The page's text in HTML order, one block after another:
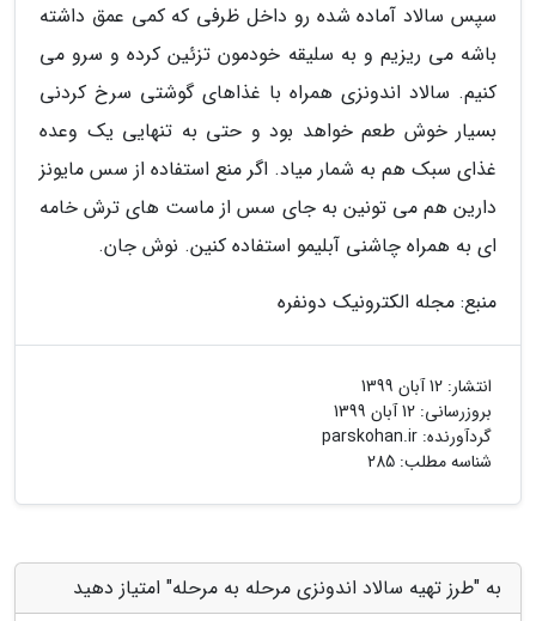
سپس سالاد آماده شده رو داخل ظرفی که کمی عمق داشته
باشه می ریزیم و به سلیقه خودمون تزئین کرده و سرو می
کنیم. سالاد اندونزی همراه با غذاهای گوشتی سرخ کردنی
بسیار خوش طعم خواهد بود و حتی به تنهایی یک وعده
غذای سبک هم به شمار میاد. اگر منع استفاده از سس مایونز
دارین هم می تونین به جای سس از ماست های ترش خامه
ای به همراه چاشنی آبلیمو استفاده کنین. نوش جان.
منبع: مجله الکترونیک دونفره
انتشار: 12 آبان 1399
بروزرسانی: 12 آبان 1399
گردآورنده: parskohan.ir
شناسه مطلب: 285
به "طرز تهیه سالاد اندونزی مرحله به مرحله" امتیاز دهید